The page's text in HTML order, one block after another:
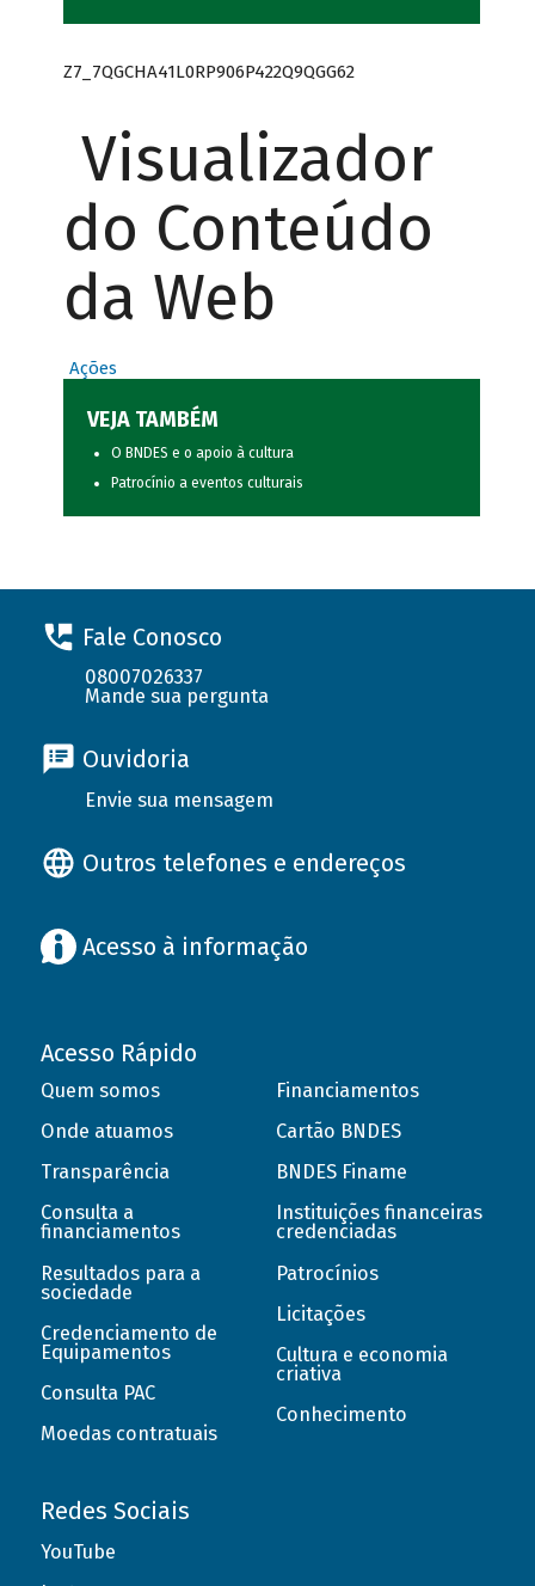
Z7_7QGCHA41L0RP906P422Q9QGG62
Visualizador
do Conteúdo
da Web
Ações
VEJA TAMBÉM
O BNDES e o apoio à cultura
Patrocínio a eventos culturais
Fale Conosco
08007026337
Mande sua pergunta
Ouvidoria
Envie sua mensagem
Outros telefones e endereços
Acesso à informação
Acesso Rápido
Quem somos
Onde atuamos
Transparência
Consulta a
financiamentos
Resultados para a
sociedade
Credenciamento de
Equipamentos
Consulta PAC
Moedas contratuais
Financiamentos
Cartão BNDES
BNDES Finame
Instituições financeiras
credenciadas
Patrocínios
Licitações
Cultura e economia
criativa
Conhecimento
Redes Sociais
YouTube